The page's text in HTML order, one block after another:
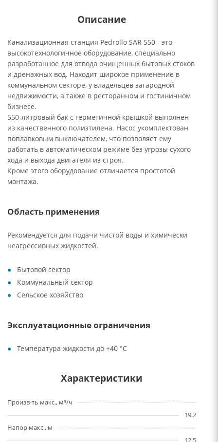
Описание
Канализационная станция Pedrollo SAR 550 - это
высокотехнологичное оборудование, специально
разработанное для отвода очищенных бытовых стоков
и дренажных вод. Находит широкое применение в
коммунальном секторе, у владельцев загародной
недвижимости, а также в ресторанном и гостиничном
бизнесе.
550-литровый бак с герметичной крышкой выполнен
из качественного полиэтилена. Насос укомплектован
поплавковым выключателем, что позволяет ему
работать в автоматическом режиме без угрозы сухого
хода и выхода двигателя из строя.
Кроме этого оборудование отличается простотой
монтажа.
Область применения
Рекомендуется для подачи чистой воды и химически
неагрессивных жидкостей.
Бытовой сектор
Коммунальный сектор
Сельское хозяйство
Эксплуатационные ограничения
Температура жидкости до +40 °C
Характеристики
Произв-ть макс., м³/ч
19.2
Напор макс., м
12.5